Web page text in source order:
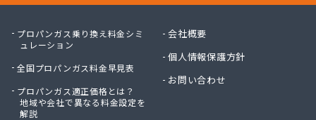
株式会社リピックス
株式会社リピックス 春日井センター
株式会社一プロ
株式会社稲藤商店
株式会社稲葉エネクス
プロパンガス乗り換え料金シミ
ュレーション
全国プロパンガス料金早見表
プロパンガス適正価格とは？
地域や会社で異なる料金設定を
解説
会社概要
個人情報保護方針
お問い合わせ